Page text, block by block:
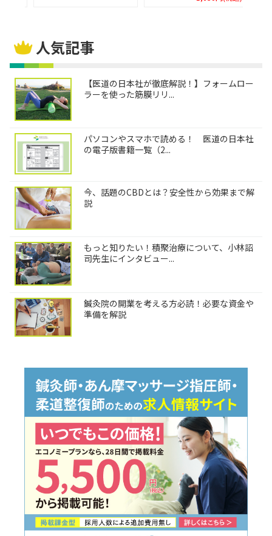
人気記事
【医道の日本社が徹底解説！】フォームロー
ラーを使った筋膜リリ...
パソコンやスマホで読める！ 医道の日本社
の電子版書籍一覧（2...
今、話題のCBDとは？安全性から効果まで解
説
もっと知りたい！積聚治療について、小林詔
司先生にインタビュー...
鍼灸院の開業を考える方必読！必要な資金や
準備を解説